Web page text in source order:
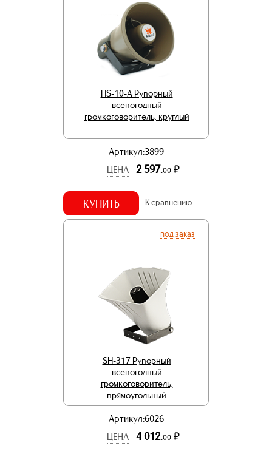
HS-10-A Рупорный
всепогодный
громкоговоритель, круглый
Артикул:3899
ЦЕНА
2 597.00 р.
КУПИТЬ К сравнению
под заказ
SH-317 Рупорный
всепогодный
громкоговоритель,
прямоугольный
Артикул:6026
ЦЕНА
4 012.00 р.